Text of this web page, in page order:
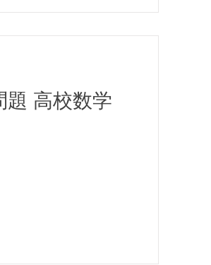
題 高校数学